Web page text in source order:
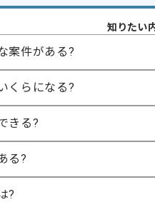
を用いた開発経験
ル
を用いた開発経験
知りたい
案件がある?
くらになる?
きる?
る?
?